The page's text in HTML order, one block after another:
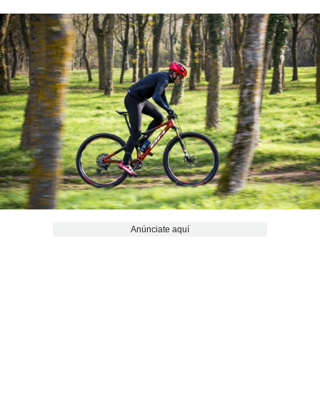
Anúnciate aquí